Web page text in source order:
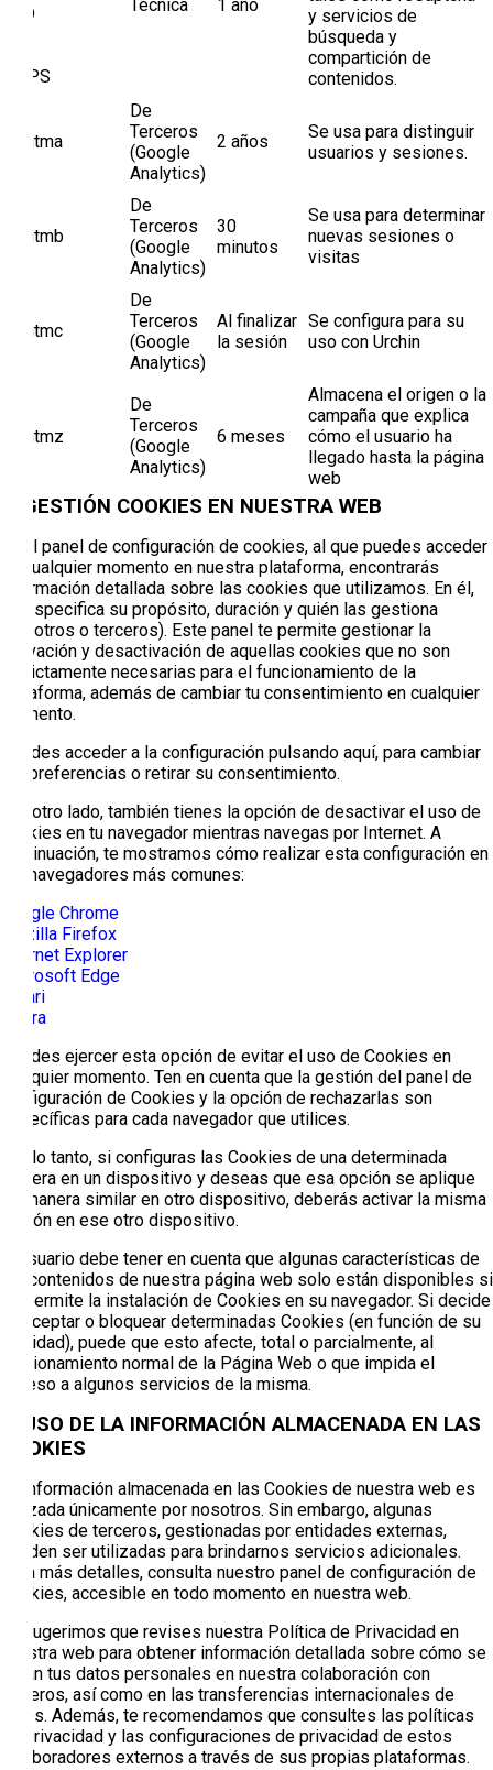
NID
GAPS
Técnica 1 año
y servicios de
búsqueda y
compartición de
contenidos.
__utma
De
Terceros
(Google
Analytics)
2 años
Se usa para distinguir
usuarios y sesiones.
__utmb
De
Terceros
(Google
Analytics)
30
minutos
Se usa para determinar
nuevas sesiones o
visitas
__utmc
De
Terceros
(Google
Analytics)
Al finalizar
la sesión
Se configura para su
uso con Urchin
__utmz
De
Terceros
(Google
Analytics)
6 meses
Almacena el origen o la
campaña que explica
cómo el usuario ha
llegado hasta la página
web
4. GESTIÓN COOKIES EN NUESTRA WEB
En el panel de configuración de cookies, al que puedes acceder
en cualquier momento en nuestra plataforma, encontrarás
información detallada sobre las cookies que utilizamos. En él,
se especifica su propósito, duración y quién las gestiona
(nosotros o terceros). Este panel te permite gestionar la
activación y desactivación de aquellas cookies que no son
estrictamente necesarias para el funcionamiento de la
plataforma, además de cambiar tu consentimiento en cualquier
momento.
Puedes acceder a la configuración pulsando aquí, para cambiar
tus preferencias o retirar su consentimiento.
Por otro lado, también tienes la opción de desactivar el uso de
cookies en tu navegador mientras navegas por Internet. A
continuación, te mostramos cómo realizar esta configuración en
los navegadores más comunes:
Google Chrome
Mozilla Firefox
Internet Explorer
Microsoft Edge
Safari
Opera
Puedes ejercer esta opción de evitar el uso de Cookies en
cualquier momento. Ten en cuenta que la gestión del panel de
configuración de Cookies y la opción de rechazarlas son
específicas para cada navegador que utilices.
Por lo tanto, si configuras las Cookies de una determinada
manera en un dispositivo y deseas que esa opción se aplique
de manera similar en otro dispositivo, deberás activar la misma
opción en ese otro dispositivo.
El usuario debe tener en cuenta que algunas características de
los contenidos de nuestra página web solo están disponibles si
se permite la instalación de Cookies en su navegador. Si decide
no aceptar o bloquear determinadas Cookies (en función de su
finalidad), puede que esto afecte, total o parcialmente, al
funcionamiento normal de la Página Web o que impida el
acceso a algunos servicios de la misma.
5. USO DE LA INFORMACIÓN ALMACENADA EN LAS
COOKIES
La información almacenada en las Cookies de nuestra web es
utilizada únicamente por nosotros. Sin embargo, algunas
Cookies de terceros, gestionadas por entidades externas,
pueden ser utilizadas para brindarnos servicios adicionales.
Para más detalles, consulta nuestro panel de configuración de
Cookies, accesible en todo momento en nuestra web.
Te sugerimos que revises nuestra Política de Privacidad en
nuestra web para obtener información detallada sobre cómo se
tratan tus datos personales en nuestra colaboración con
terceros, así como en las transferencias internacionales de
datos. Además, te recomendamos que consultes las políticas
de privacidad y las configuraciones de privacidad de estos
colaboradores externos a través de sus propias plataformas.